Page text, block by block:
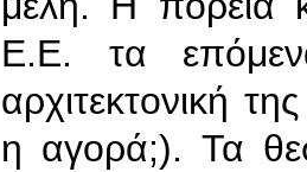
Ε.Ε. τα
αρχιτεκτονική
η αγορά;). Τα